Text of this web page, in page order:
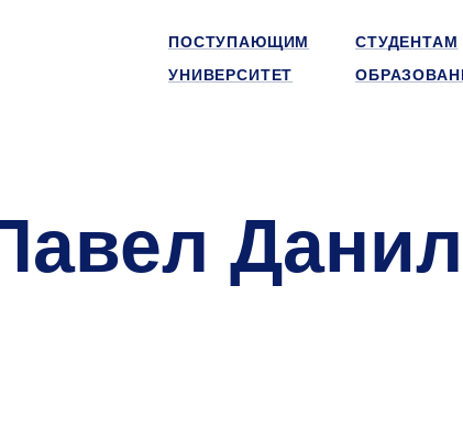
ПОСТУПАЮЩИМ СТУДЕНТАМ
УНИВЕРСИТЕТ